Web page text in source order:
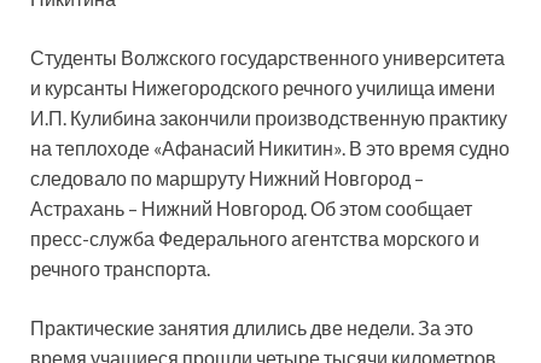
Студенты Волжского государственного университета
и курсанты Нижегородского речного училища имени
И.П. Кулибина закончили производственную практику
на теплоходе «Афанасий Никитин». В это время судно
следовало по маршруту Нижний Новгород –
Астрахань – Нижний Новгород.Об этом сообщает
пресс-служба Федерального агентства морского и
речного транспорта.
Практические занятия длились две недели. За это
время учащиеся прошли четыре тысячи километров,